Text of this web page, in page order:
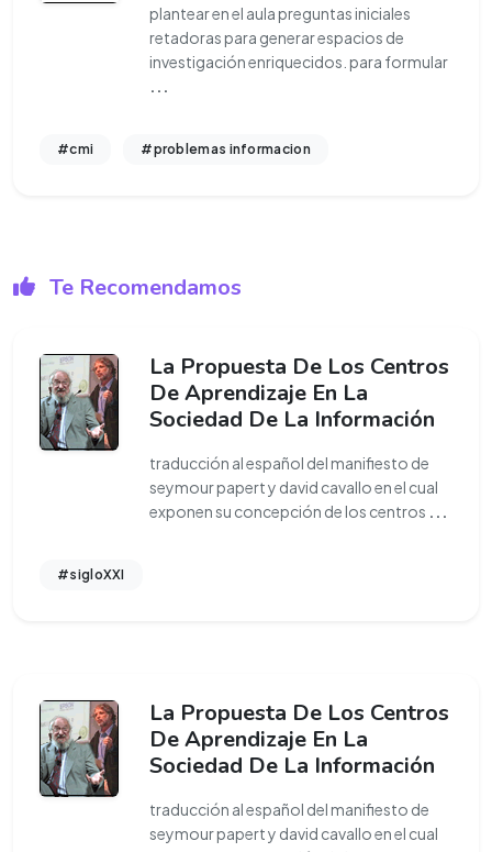
plantear en el aula preguntas iniciales
retadoras para generar espacios de
investigación enriquecidos. para formular
...
#cmi #problemas informacion
Te Recomendamos
La Propuesta De Los Centros
De Aprendizaje En La
Sociedad De La Información
traducción al español del manifiesto de
seymour papert y david cavallo en el cual
exponen su concepción de los centros ...
#sigloXXI
La Propuesta De Los Centros
De Aprendizaje En La
Sociedad De La Información
traducción al español del manifiesto de
seymour papert y david cavallo en el cual